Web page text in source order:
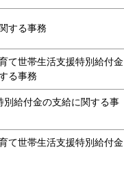
する事務
て世帯生活支援特別給付金
る事務
給付金の支給に関する事
て世帯生活支援特別給付金